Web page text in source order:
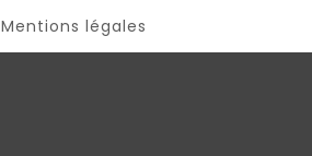
Mentions légales